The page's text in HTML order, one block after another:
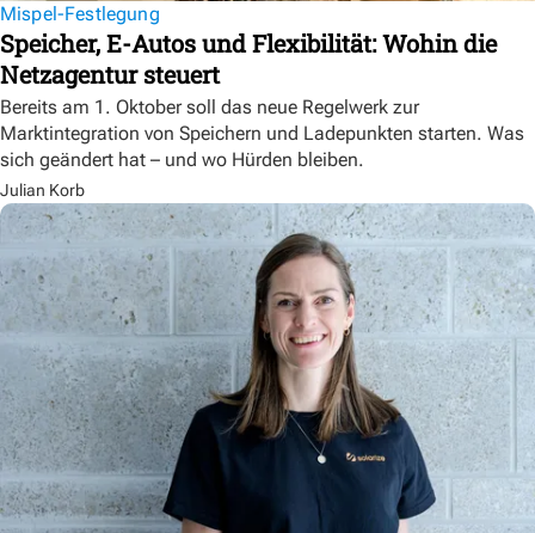
Mispel-Festlegung
Speicher, E-Autos und Flexibilität: Wohin die
Netzagentur steuert
Bereits am 1. Oktober soll das neue Regelwerk zur
Marktintegration von Speichern und Ladepunkten starten. Was
sich geändert hat – und wo Hürden bleiben.
Julian Korb